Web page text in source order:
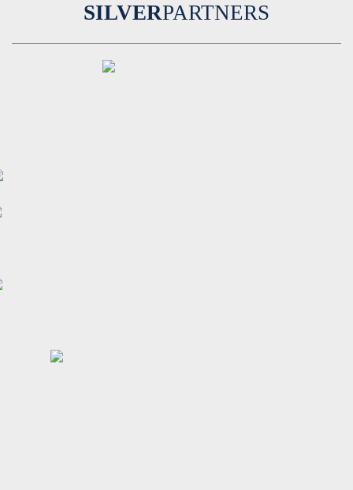
SILVERPARTNERS